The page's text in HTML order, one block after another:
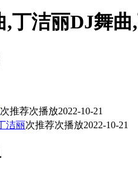
,丁洁丽DJ舞
次推荐次播放2022-10-21
洁丽次推荐次播放2022-10-21